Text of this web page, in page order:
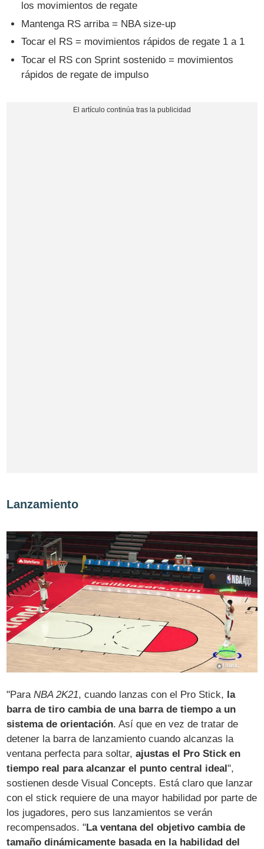
los movimientos de regate
Mantenga RS arriba = NBA size-up
Tocar el RS = movimientos rápidos de regate 1 a 1
Tocar el RS con Sprint sostenido = movimientos
rápidos de regate de impulso
Lanzamiento
"ParaNBA 2K21, cuando lanzas con el Pro Stick, la
barra de tiro cambia de una barra de tiempo a un
sistema de orientación. Así que en vez de tratar de
detener la barra de lanzamiento cuando alcanzas la
ventana perfecta para soltar,ajustas el Pro Stick en
tiempo real para alcanzar el punto central ideal",
sostienen desde Visual Concepts. Está claro que lanzar
con el stick requiere de una mayor habilidad por parte de
los jugadores, pero sus lanzamientos se verán
recompensados. "La ventana del objetivo cambia de
tamaño dinámicamente basada en la habilidad del